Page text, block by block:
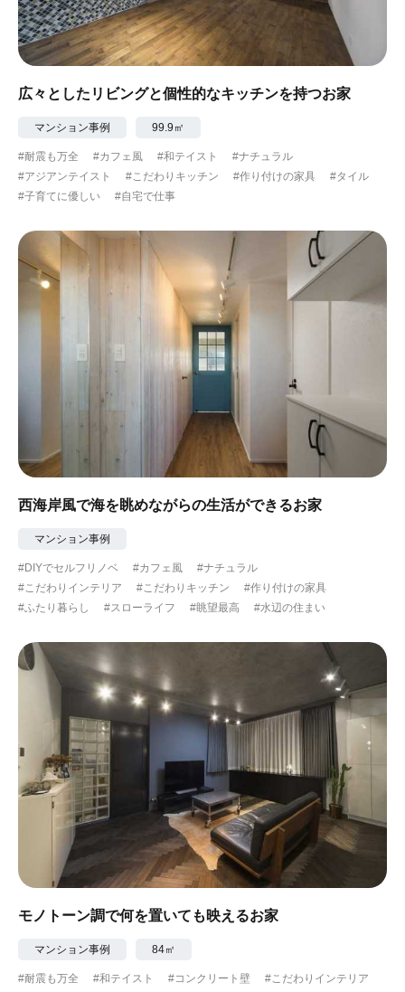
広々としたリビングと個性的なキッチンを持つお家
マンション事例 99.9㎡
#耐震も万全 #カフェ風 #和テイスト
#ナチュラル
#アジアンテイスト
#こだわりキッチン #作り付けの家具
#タイル
#子育てに優しい
#自宅で仕事
西海岸風で海を眺めながらの生活ができるお家
マンション事例
#DIYでセルフリノベ #カフェ風
#ナチュラル
#こだわりインテリア
#こだわりキッチン
#作り付けの家具
#ふたり暮らし
#スローライフ #眺望最高 #水辺の住まい
モノトーン調で何を置いても映えるお家
マンション事例 84㎡
#耐震も万全 #和テイスト #コンクリート壁 #こだわりインテリア